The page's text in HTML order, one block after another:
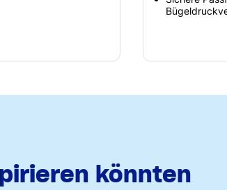
könnten